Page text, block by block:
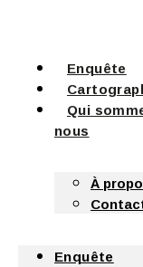
Enquête
Qui
nous
À
Enquête